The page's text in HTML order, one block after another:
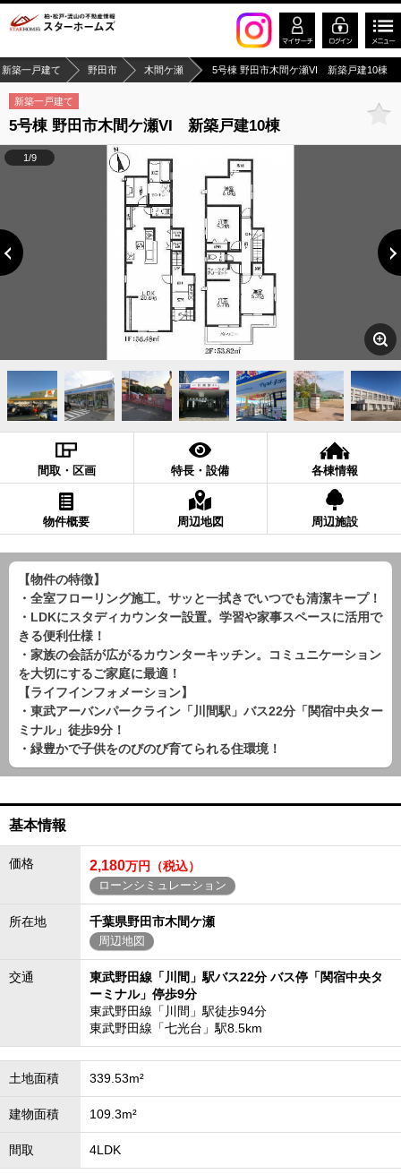
新築一戸建て 野田市 木間ケ瀬 5号棟 野田市木間ケ瀬VI 新築戸建10棟
新築一戸建て
5号棟 野田市木間ケ瀬VI 新築戸建10棟
1/9
間取・区画 特長・設備 各棟情報
物件概要 周辺地図 周辺施設
【物件の特徴】
・全室フローリング施工。サッと一拭きでいつでも清潔キープ！
・LDKにスタディカウンター設置。学習や家事スペースに活用で
きる便利仕様！
・家族の会話が広がるカウンターキッチン。コミュニケーション
を大切にするご家庭に最適！
【ライフインフォメーション】
・東武アーバンパークライン「川間駅」バス22分「関宿中央ター
ミナル」徒歩9分！
・緑豊かで子供をのびのび育てられる住環境！
基本情報
価格 2,180万円（税込）
ローンシミュレーション
所在地 千葉県野田市木間ケ瀬
周辺地図
交通
東武野田線「川間」駅バス22分 バス停「関宿中央タ
ーミナル」停歩9分
東武野田線「川間」駅徒歩94分
東武野田線「七光台」駅8.5km
土地面積 339.53m²
建物面積 109.3m²
間取 4LDK